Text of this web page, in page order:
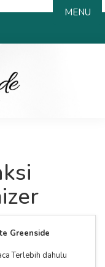
Greenside
Terlebih dahulu
MENU